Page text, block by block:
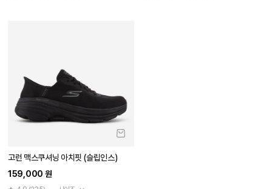
고런 맥스쿠셔닝 아치핏 (슬립인스)
159,000 원